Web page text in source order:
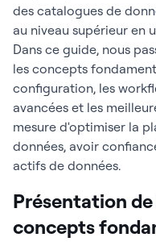
des catalogues de
au niveau supérieur en
Dans ce guide, nous
les concepts
configuration, les
avancées et les
mesure d'optimiser la
données, avoir
actifs de données.
Présentation
concepts